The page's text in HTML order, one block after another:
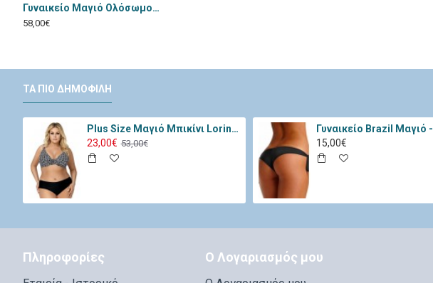
Γυναικείο Μαγιό Ολόσωμο Lorin Μαύρο L-4571
58,00€
ΤΑ ΠΙΟ ΔΗΜΟΦΙΛΉ
Plus Size Μαγιό Μπικίνι Lorin Μαύρο Λευκό L-3065
23,00€ 53,00€
15,00€
Πληροφορίες Ο Λογαριασμός μου